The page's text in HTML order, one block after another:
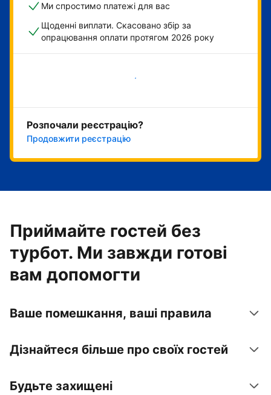
Ми спростимо платежі для вас
Щоденні виплати. Скасовано збір за
опрацювання оплати протягом 2026 року
Розпочати зараз
Розпочали реєстрацію?
Продовжити реєстрацію
Приймайте гостей без
турбот. Ми завжди готові
вам допомогти
Ваше помешкання, ваші правила
Дізнайтеся більше про своїх гостей
Будьте захищені